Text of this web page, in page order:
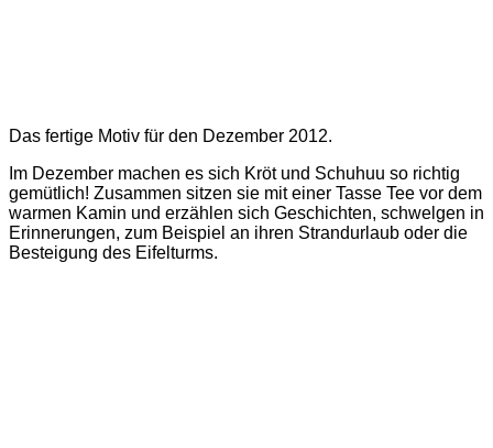
Das fertige Motiv für den Dezember 2012.
Im Dezember machen es sich Kröt und Schuhuu so richtig
gemütlich! Zusammen sitzen sie mit einer Tasse Tee vor dem
warmen Kamin und erzählen sich Geschichten, schwelgen in
Erinnerungen, zum Beispiel an ihren Strandurlaub oder die
Besteigung des Eifelturms.